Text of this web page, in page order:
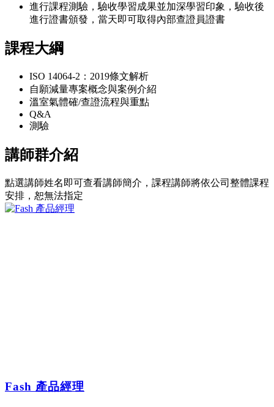
進行課程測驗，驗收學習成果並加深學習印象，驗收後
進行證書頒發，當天即可取得內部查證員證書
課程大綱
ISO 14064-2：2019條文解析
自願減量專案概念與案例介紹
溫室氣體確/查證流程與重點
Q&A
測驗
講師群介紹
點選講師姓名即可查看講師簡介，課程講師將依公司整體課程
安排，恕無法指定
Fash 產品經理